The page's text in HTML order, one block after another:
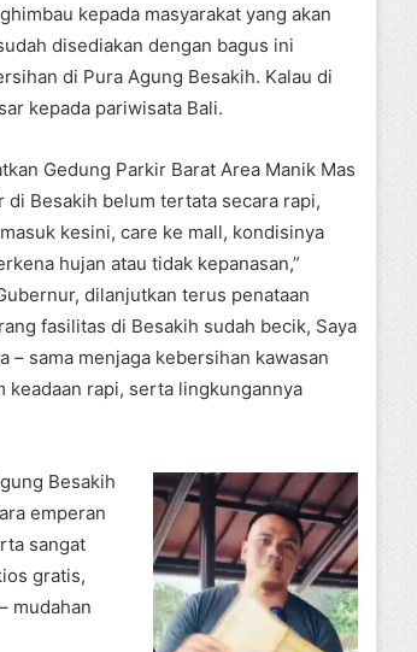
kepada masyarakat yang akan
disediakan dengan bagus ini
di Pura Agung Besakih. Kalau di
kepada pariwisata Bali.
Gedung Parkir Barat Area Manik Mas
di Besakih belum tertata secara rapi,
kesini, care ke mall, kondisinya
hujan atau tidak kepanasan,”
dilanjutkan terus penataan
fasilitas di Besakih sudah becik, Saya
– sama menjaga kebersihan kawasan
keadaan rapi, serta lingkungannya
Besakih
emperan
sangat
gratis,
mudahan